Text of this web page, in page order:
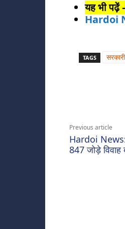
यह भी पढ़ें
Hardoi
TAGS
Previous article
Hardoi News:
847 जोड़े